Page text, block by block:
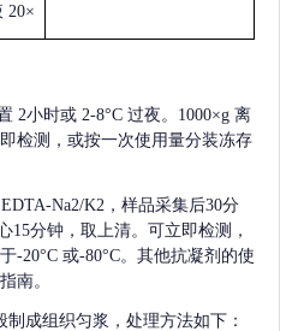
20×
2小时或 2-8°C 过夜。1000×g 离
检测，或按一次使用量分装冻存
EDTA-Na2/K2，样品采集后30分
15分钟，取上清。可立即检测，
-20°C 或-80°C。其他抗凝剂的使
南。
成组织匀浆，处理方法如下：